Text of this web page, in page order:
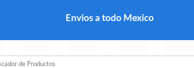
Envios a todo Mexico